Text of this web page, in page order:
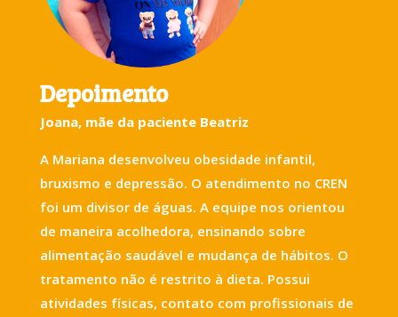
Depoimento
Joana, mãe da paciente Beatriz
A Mariana desenvolveu obesidade infantil,
bruxismo e depressão. O atendimento no CREN
foi um divisor de águas. A equipe nos orientou
de maneira acolhedora, ensinando sobre
alimentação saudável e mudança de hábitos. O
tratamento não é restrito à dieta. Possui
atividades físicas, contato com profissionais de